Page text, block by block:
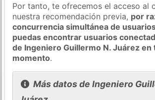
Por tanto, te ofrecemos el acceso al
nuestra recomendación previa, por
concurrencia simultánea de
puedas encontrar usuarios
de Ingeniero Guillermo N. Juárez en
momento.
Más datos de Ingeniero